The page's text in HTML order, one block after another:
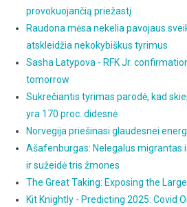
provokuojančią priežastį
Raudona mėsa nekelia pavojaus
atskleidžia nekokybiškus tyrimus
Sasha Latypova - RFK Jr.
tomorrow
Sukrečiantis tyrimas parodė, kad
yra 170 proc. didesnė
Norvegija priešinasi glaudesnei
Ašafenburgas: Nelegalus migrantas
ir sužeidė tris žmones
The Great Taking: Exposing the
Kit Knightly - Predicting 2025: Covid